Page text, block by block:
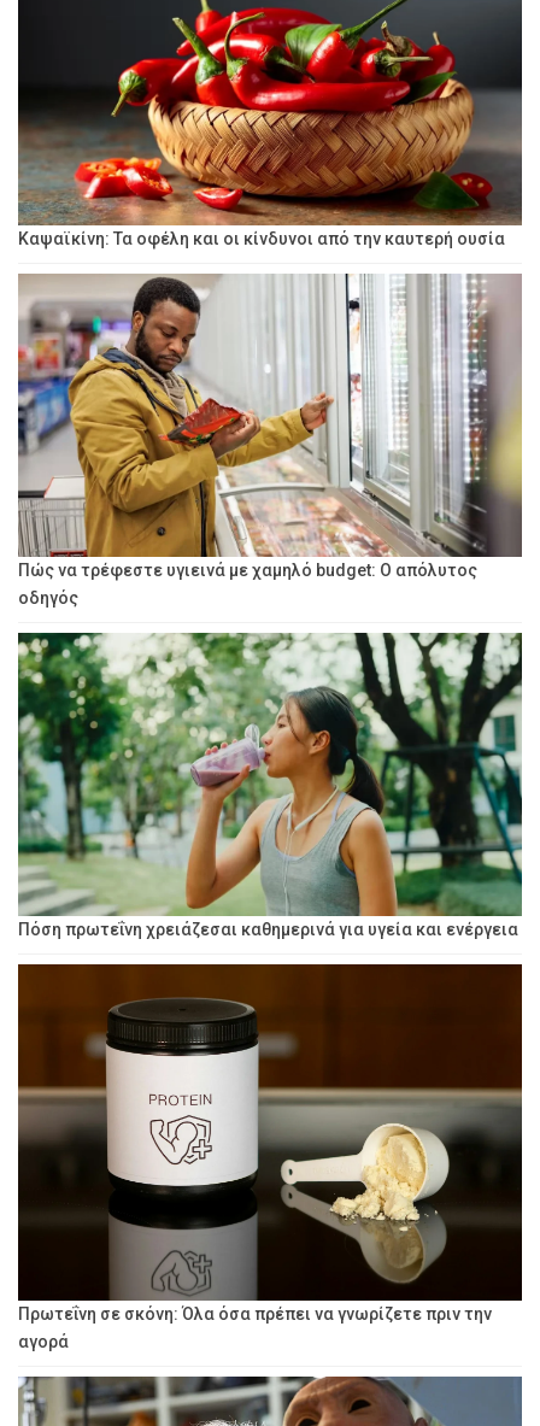
Καψαϊκίνη: Τα οφέλη και οι κίνδυνοι από την καυτερή ουσία
Πώς να τρέφεστε υγιεινά με χαμηλό budget: Ο απόλυτος
οδηγός
Πόση πρωτεΐνη χρειάζεσαι καθημερινά για υγεία και ενέργεια
Πρωτεΐνη σε σκόνη: Όλα όσα πρέπει να γνωρίζετε πριν την
αγορά